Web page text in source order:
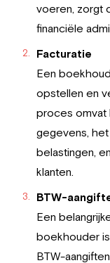
voeren, zorgt
financiële
Facturatie
Een
opstellen en
proces omvat
gegevens,
belastingen,
klanten.
BTW-
Een
boekhouder
BTW-